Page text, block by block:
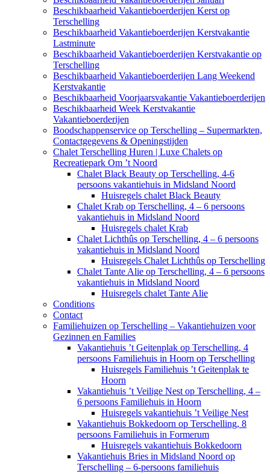
Beschikbaarheid Vakantieboerderijen Kerst op
Terschelling
Beschikbaarheid Vakantieboerderijen Kerstvakantie
Lastminute
Beschikbaarheid Vakantieboerderijen Kerstvakantie op
Terschelling
Beschikbaarheid Vakantieboerderijen Lang Weekend
Kerstvakantie
Beschikbaarheid Voorjaarsvakantie Vakantieboerderijen
Beschikbaarheid Week Kerstvakantie
Vakantieboerderijen
Boodschappenservice op Terschelling – Supermarkten,
Contactgegevens & Openingstijden
Chalet Terschelling Huren | Luxe Chalets op
Recreatiepark Om ’t Noord
Chalet Black Beauty op Terschelling, 4-6
persoons vakantiehuis in Midsland Noord
Huisregels chalet Black Beauty
Chalet Krab op Terschelling, 4 – 6 persoons
vakantiehuis in Midsland Noord
Huisregels chalet Krab
Chalet Lichthûs op Terschelling, 4 – 6 persoons
vakantiehuis in Midsland Noord
Huisregels Chalet Lichthûs op Terschelling
Chalet Tante Alie op Terschelling, 4 – 6 persoons
vakantiehuis in Midsland Noord
Huisregels chalet Tante Alie
Conditions
Contact
Familiehuizen op Terschelling – Vakantiehuizen voor
Gezinnen en Families
Vakantiehuis ’t Geitenplak op Terschelling, 4
persoons Familiehuis in Hoorn op Terschelling
Huisregels Familiehuis ’t Geitenplak te
Hoorn
Vakantiehuis ’t Veilige Nest op Terschelling, 4 –
6 persoons Familiehuis in Hoorn
Huisregels vakantiehuis ’t Veilige Nest
Vakantiehuis Bokkedoorn op Terschelling, 8
persoons Familiehuis in Formerum
Huisregels vakantiehuis Bokkedoorn
Vakantiehuis Bries in Midsland Noord op
Terschelling – 6-persoons familiehuis